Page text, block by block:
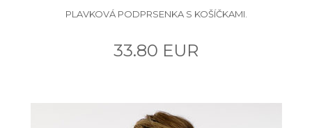
PLAVKOVÁ PODPRSENKA S KOŠÍČKAMI.
33.80 EUR